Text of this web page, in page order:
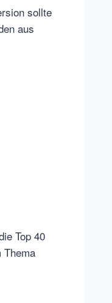
sollte
aus
Top 40
Thema